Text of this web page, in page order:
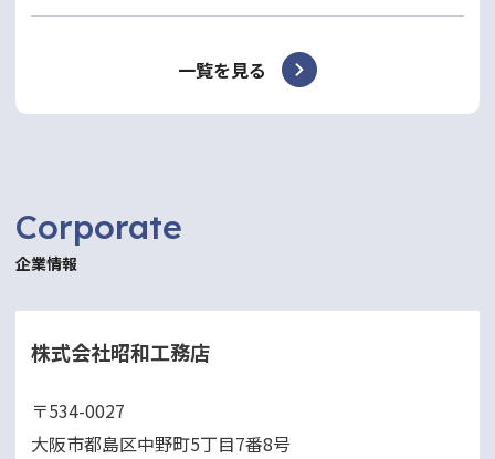
一覧を見る
Corporate
企業情報
株式会社昭和工務店
〒534-0027
大阪市都島区中野町5丁目7番8号